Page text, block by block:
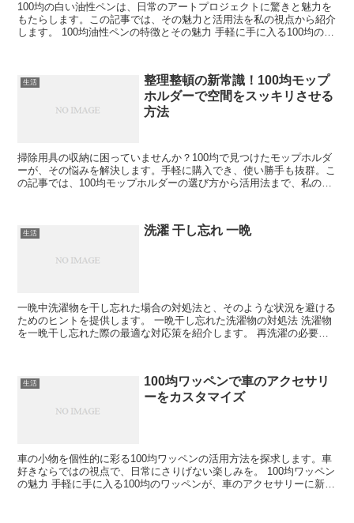
100均の白い油性ペンは、日常のアートプロジェクトに驚きと魅力を
もたらします。この記事では、その魅力と活用法を私の視点から紹介
します。 100均油性ペンの特徴とその魅力 手軽に手に入る100均の白
生活
整理整頓の新常識！100均モップ
ホルダーで空間をスッキリさせる
方法
掃除用具の収納に困っていませんか？100均で見つけたモップホルダ
ーが、その悩みを解決します。手軽に購入でき、使い勝手も抜群。こ
の記事では、100均モップホルダーの選び方から活用法まで、私の実
生活 洗濯 干し忘れ 一晩
一晩中洗濯物を干し忘れた場合の対処法と、そのような状況を避ける
ためのヒントを提供します。 一晩干し忘れた洗濯物の対処法 洗濯物
を一晩干し忘れた際の最適な対応策を紹介します。 再洗濯の必要性
生活
100均ワッペンで車のアクセサリ
ーをカスタマイズ
車の小物を個性的に彩る100均ワッペンの活用方法を探求します。車
好きならではの視点で、日常にさりげない楽しみを。 100均ワッペン
の魅力 手軽に手に入る100均のワッペンが、車のアクセサリーに新た